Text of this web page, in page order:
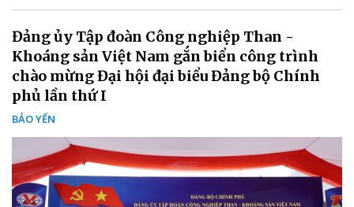
Đảng ủy Tập đoàn Công nghiệp Than -
Khoáng sản Việt Nam gắn biển công trình
chào mừng Đại hội đại biểu Đảng bộ Chính
phủ lần thứ I
BẢO YẾN